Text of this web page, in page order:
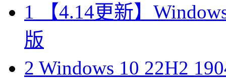
1 【4.14更新】
版
2 Windows 10 22H2